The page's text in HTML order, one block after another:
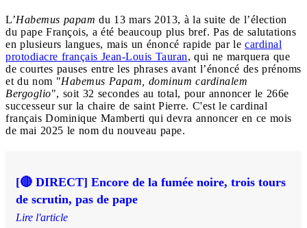
L’Habemus papam du 13 mars 2013, à la suite de l’élection
du pape François, a été beaucoup plus bref. Pas de salutations
en plusieurs langues, mais un énoncé rapide par le cardinal
protodiacre français Jean-Louis Tauran, qui ne marquera que
de courtes pauses entre les phrases avant l’énoncé des prénoms
et du nom "Habemus Papam, dominum cardinalem
Bergoglio", soit 32 secondes au total, pour annoncer le 266e
successeur sur la chaire de saint Pierre. C'est le cardinal
français Dominique Mamberti qui devra annoncer en ce mois
de mai 2025 le nom du nouveau pape.
[🔴 DIRECT] Encore de la fumée noire, trois tours
de scrutin, pas de pape
Lire l'article